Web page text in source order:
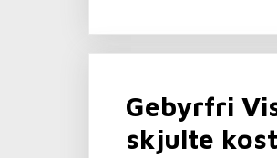
Gebyrfri
skjulte